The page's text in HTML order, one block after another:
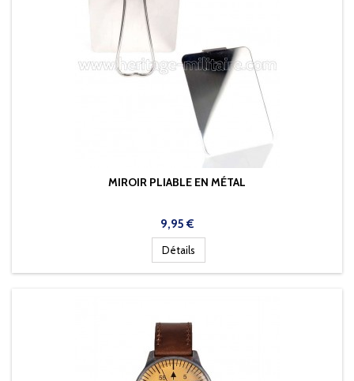
MIROIR PLIABLE EN MÉTAL
Prix
9,95 €
Détails